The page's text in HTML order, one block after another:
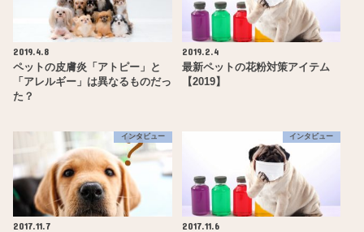
2019.4.8
ペットの皮膚炎「アトピー」と
「アレルギー」は異なるものだっ
た？
2019.2.4
最新ペットの花粉対策アイテム
【2019】
インタビュー
2017.11.7
インタビュー
2017.11.6